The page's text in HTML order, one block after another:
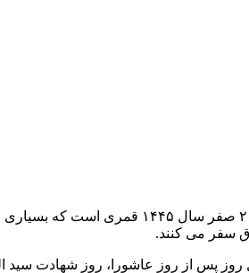
اربعین امسال روز چهارشنبه، ۱۵ شهریورماه
سفر می کنند.